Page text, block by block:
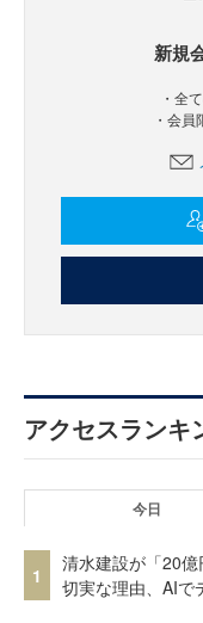
新規
・全
・会
アクセスランキ
今日
1
清水建設が「20
切実な理由、AIで